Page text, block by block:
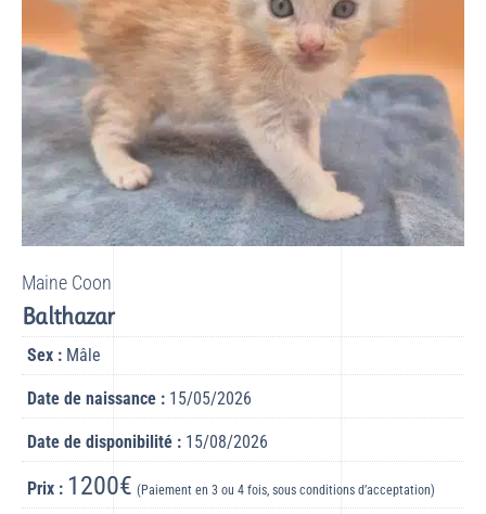
Maine Coon
Balthazar
Sex : Mâle
Date de naissance : 15/05/2026
Date de disponibilité : 15/08/2026
Prix : 1200€ (Paiement en 3 ou 4 fois, sous conditions d’acceptation)